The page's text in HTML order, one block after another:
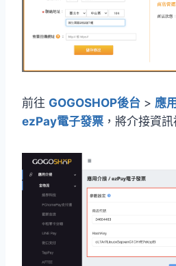
前往 GOGOSHOP後台 > 應
ezPay電子發票 ，將介接資